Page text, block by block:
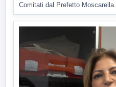
Comitati dal Prefetto